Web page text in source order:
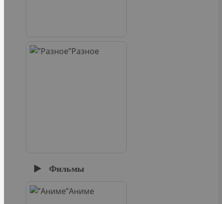
Разное
Фильмы
Аниме